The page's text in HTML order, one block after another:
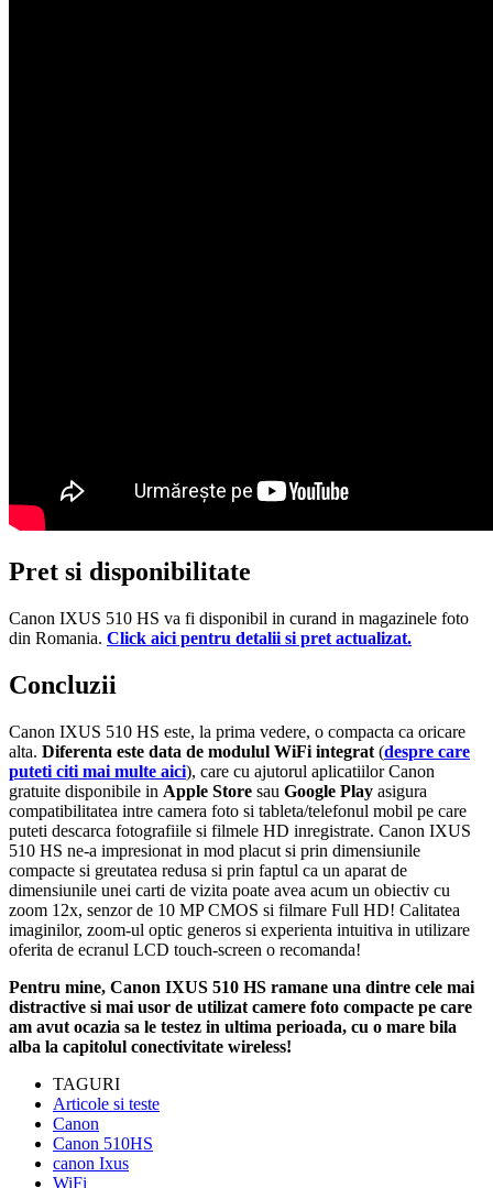
Pret si disponibilitate
Canon IXUS 510 HS va fi disponibil in curand in magazinele foto
din Romania. Click aici pentru detalii si pret actualizat.
Concluzii
Canon IXUS 510 HS este, la prima vedere, o compacta ca oricare
alta. Diferenta este data de modulul WiFi integrat (despre care
puteti citi mai multe aici), care cu ajutorul aplicatiilor Canon
gratuite disponibile in Apple Store sau Google Play asigura
compatibilitatea intre camera foto si tableta/telefonul mobil pe care
puteti descarca fotografiile si filmele HD inregistrate. Canon IXUS
510 HS ne-a impresionat in mod placut si prin dimensiunile
compacte si greutatea redusa si prin faptul ca un aparat de
dimensiunile unei carti de vizita poate avea acum un obiectiv cu
zoom 12x, senzor de 10 MP CMOS si filmare Full HD! Calitatea
imaginilor, zoom-ul optic generos si experienta intuitiva in utilizare
oferita de ecranul LCD touch-screen o recomanda!
Pentru mine, Canon IXUS 510 HS ramane una dintre cele mai
distractive si mai usor de utilizat camere foto compacte pe care
am avut ocazia sa le testez in ultima perioada, cu o mare bila
alba la capitolul conectivitate wireless!
TAGURI
Articole si teste
Canon
Canon 510HS
canon Ixus
WiFi